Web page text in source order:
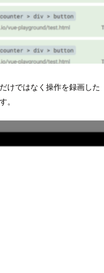
けではなく操作を録画した
。